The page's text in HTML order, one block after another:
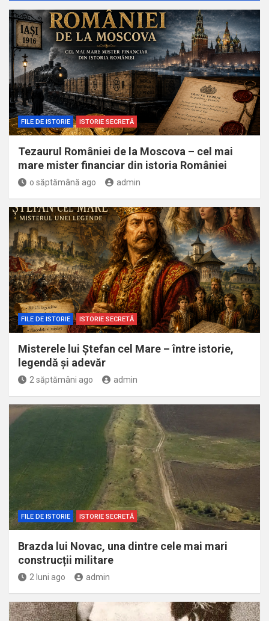
FILE DE ISTORIE ISTORIE SECRETĂ
Tezaurul României de la Moscova – cel mai
mare mister financiar din istoria României
o săptămână ago admin
FILE DE ISTORIE ISTORIE SECRETĂ
Misterele lui Ștefan cel Mare – între istorie,
legendă și adevăr
2 săptămâni ago admin
FILE DE ISTORIE ISTORIE SECRETĂ
Brazda lui Novac, una dintre cele mai mari
construcții militare
2 luni ago admin